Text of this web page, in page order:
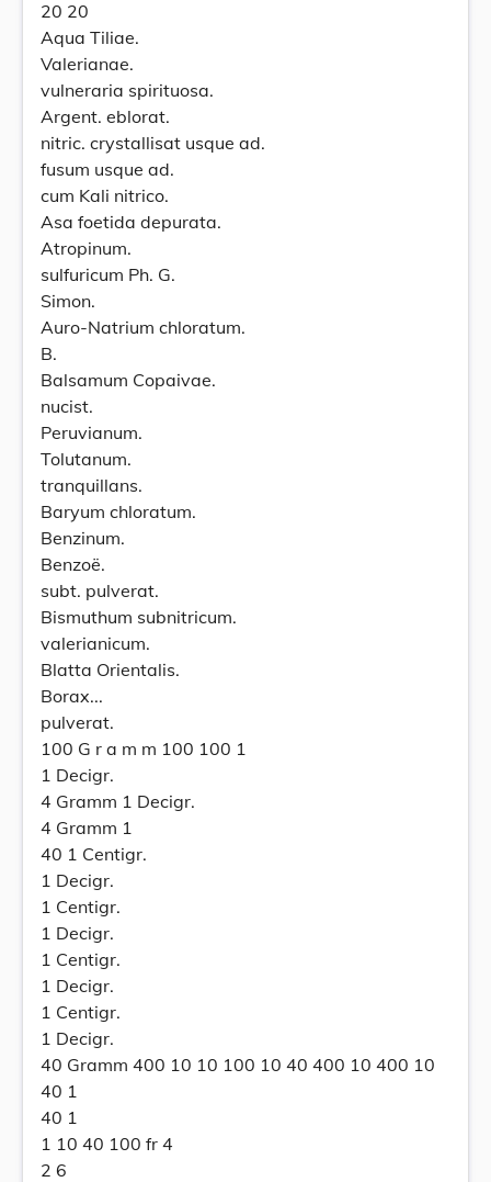
20 20
Aqua Tiliae.
Valerianae.
vulneraria spirituosa.
Argent. eblorat.
nitric. crystallisat usque ad.
fusum usque ad.
cum Kali nitrico.
Asa foetida depurata.
Atropinum.
sulfuricum Ph. G.
Simon.
Auro-Natrium chloratum.
B.
Balsamum Copaivae.
nucist.
Peruvianum.
Tolutanum.
tranquillans.
Baryum chloratum.
Benzinum.
Benzoë.
subt. pulverat.
Bismuthum subnitricum.
valerianicum.
Blatta Orientalis.
Borax...
pulverat.
100 G r a m m 100 100 1
1 Decigr.
4 Gramm 1 Decigr.
4 Gramm 1
40 1 Centigr.
1 Decigr.
1 Centigr.
1 Decigr.
1 Centigr.
1 Decigr.
1 Centigr.
1 Decigr.
40 Gramm 400 10 10 100 10 40 400 10 400 10
40 1
40 1
1 10 40 100 fr 4
2 6